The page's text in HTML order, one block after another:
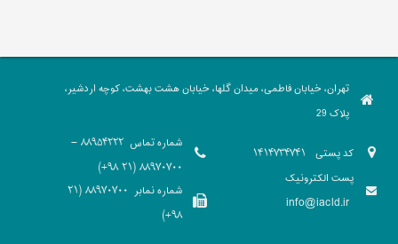
تهران، خیابان فاطمی، میدان گلها، خیابان هشت بهشت، کوچه اردشیر،
پلاک 29
کد پستی
پست الکترونیک
info@iacld.ir
شماره تماس
88954222 -
88970700 (21 98+)
شماره نمابر
88970700 (21
98+)